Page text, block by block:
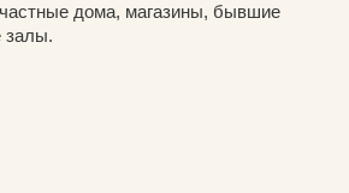
дома, магазины, бывшие
залы.